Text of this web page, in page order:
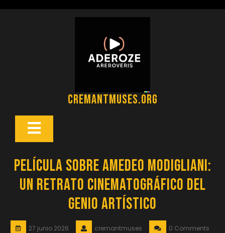
cremantmuses.org
Botón
Película sobre Amedeo Modigliani:
Un Retrato Cinematográfico del
Genio Artístico
27 junio 2026 cremantmuses 0 Comments